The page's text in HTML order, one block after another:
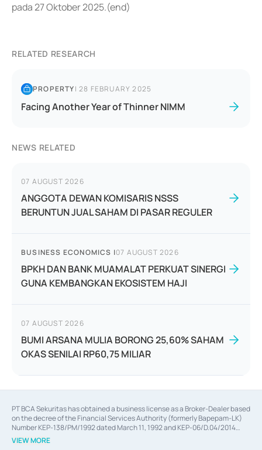
pada 27 Oktober 2025.(end)
RELATED RESEARCH
PROPERTY|28 FEBRUARY 2025
Facing Another Year of Thinner NIMM
NEWS RELATED
07 AUGUST 2026
ANGGOTA DEWAN KOMISARIS NSSS
BERUNTUN JUAL SAHAM DI PASAR REGULER
BUSINESS ECONOMICS |07 AUGUST 2026
BPKH DAN BANK MUAMALAT PERKUAT SINERGI
GUNA KEMBANGKAN EKOSISTEM HAJI
07 AUGUST 2026
BUMI ARSANA MULIA BORONG 25,60% SAHAM
OKAS SENILAI RP60,75 MILIAR
PT BCA Sekuritas has obtained a business license as a Broker-Dealer based
on the decree of the Financial Services Authority (formerly Bapepam-LK)
Number KEP-138/PM/1992 dated March 11, 1992 and KEP-06/D.04/2014
dated February 28, 2014, a business license as an Underwriter based on the
decree of the Financial Services Authority Number KEP-12/PM/PEE/1997
VIEW MORE